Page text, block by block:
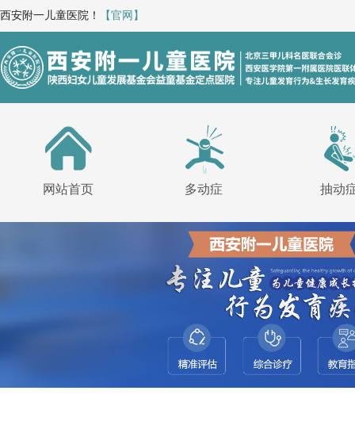
西安附一儿童医院！ 【官网】
网站首页 多动症 抽动